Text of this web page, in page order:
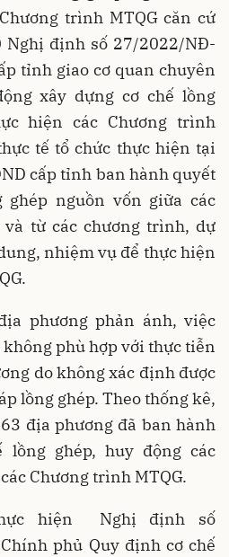
trình MTQG căn cứ
định số 27/2022/NĐ-
tỉnh giao cơ quan chuyên
xây dựng cơ chế lồng
hiện các Chương trình
tế tổ chức thực hiện tại
cấp tỉnh ban hành quyết
nguồn vốn giữa các
và từ các chương trình, dự
nhiệm vụ để thực hiện
phương phản ánh, việc
phù hợp với thực tiễn
do không xác định được
lồng ghép. Theo thống kê,
địa phương đã ban hành
ghép, huy động các
Chương trình MTQG.
hiện Nghị định số
phủ Quy định cơ chế